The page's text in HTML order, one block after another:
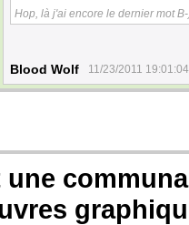
Hop, là j'ai encore le dernier mot
Blood Wolf 11/23/2011 19:01:04